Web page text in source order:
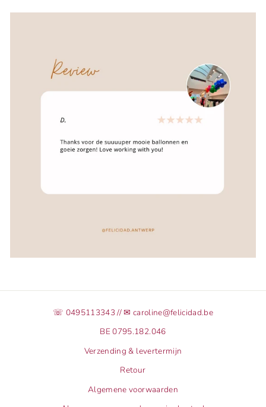
☏ 0495113343 // ✉ caroline@felicidad.be
BE 0795.182.046
Verzending & levertermijn
Retour
Algemene voorwaarden